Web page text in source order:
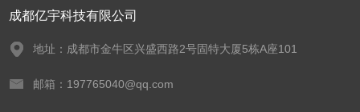
成都亿宇科技有限公司
地址：成都市金牛区兴盛西路2号固特大厦5栋A座101
邮箱：197765040@qq.com